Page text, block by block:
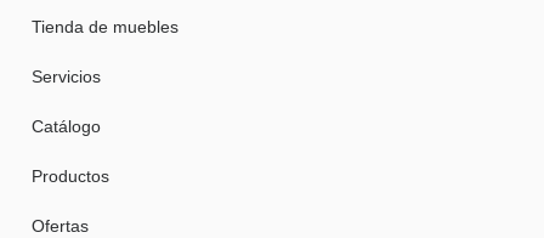
Tienda de muebles
Servicios
Catálogo
Productos
Ofertas